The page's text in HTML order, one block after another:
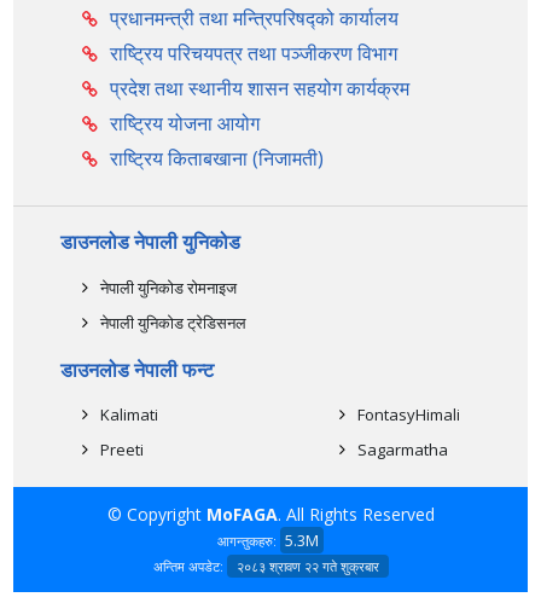
प्रधानमन्त्री तथा मन्त्रिपरिषद्को कार्यालय
राष्ट्रिय परिचयपत्र तथा पञ्‍जीकरण विभाग
प्रदेश तथा स्थानीय शासन सहयोग कार्यक्रम
राष्ट्रिय योजना आयोग
राष्ट्रिय किताबखाना (निजामती)
डाउनलोड नेपाली युनिकोड
नेपाली युनिकोड रोमनाइज
नेपाली युनिकोड ट्रेडिसनल
डाउनलोड नेपाली फन्ट
Kalimati
Preeti
FontasyHimali
Sagarmatha
© Copyright MoFAGA. All Rights Reserved
आगन्तुकहरु: 5.3M
अन्तिम अपडेट: २०८३ श्रावण २२ गते शुक्रबार